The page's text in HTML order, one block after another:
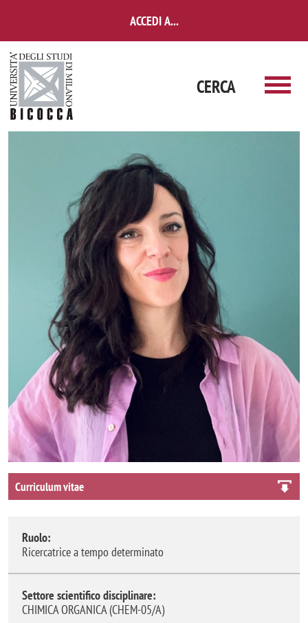
ACCEDI A...
CERCA
Curriculum vitae
Ruolo:
Ricercatrice a tempo determinato
Settore scientifico disciplinare:
CHIMICA ORGANICA (CHEM-05/A)